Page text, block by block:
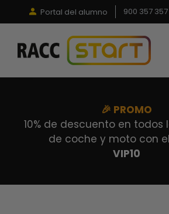
al
Portal del alumno 900 357 357
🎉 PROMO
10% de descuento en todos
de coche y moto con
VIP10